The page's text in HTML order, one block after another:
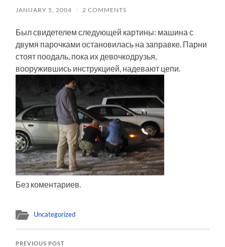
JANUARY 5, 2004 / 2 COMMENTS
Был свидетелем следующей картины: машина с
двумя парочками остановилась на заправке. Парни
стоят поодаль, пока их девочкодрузья,
вооружившись инструкцией, надевают цепи.
Без коментариев.
Uncategorized
PREVIOUS POST